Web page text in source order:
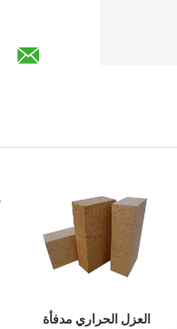
العزل الحراري مدفأة